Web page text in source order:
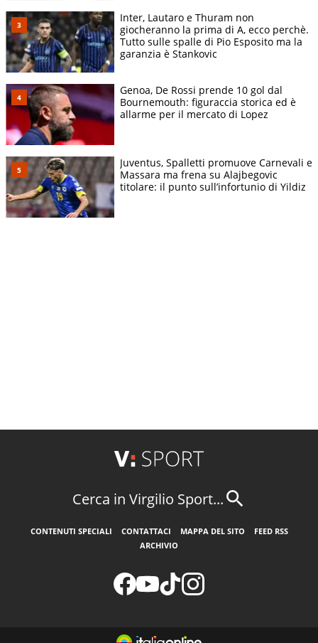
Inter, Lautaro e Thuram non
giocheranno la prima di A, ecco perchè.
Tutto sulle spalle di Pio Esposito ma la
garanzia è Stankovic
Genoa, De Rossi prende 10 gol dal
Bournemouth: figuraccia storica ed è
allarme per il mercato di Lopez
Juventus, Spalletti promuove Carnevali e
Massara ma frena su Alajbegovic
titolare: il punto sull’infortunio di Yildiz
Cerca in Virgilio Sport...
CONTENUTI SPECIALI CONTATTACI MAPPA DEL SITO
FEED RSS
ARCHIVIO